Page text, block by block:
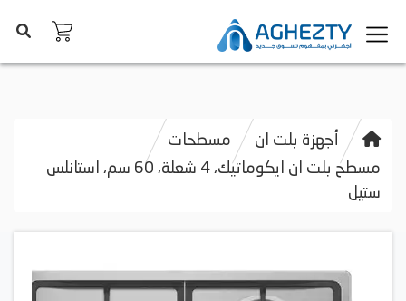
أجهزة بلت ان
مسطحات
مسطح بلت ان ايكوماتيك، 4 شعلة، 60 سم، استانلس
ستيل